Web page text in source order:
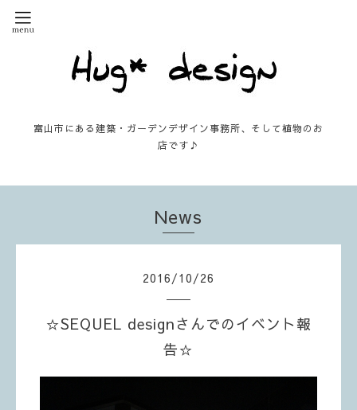
富山市にある建築・ガーデンデザイン事務所、そして植物のお
店です♪
News
2016/10/26
☆SEQUEL designさんでのイベント報
告☆